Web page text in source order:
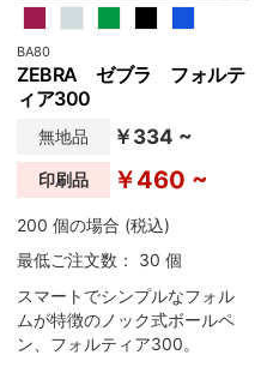
BA80
ZEBRA ゼブラ フォルテ
ィア300
無地品 ￥334 ~
印刷品 ￥460 ~
200 個の場合 (税込)
最低ご注文数： 30 個
スマートでシンプルなフォル
ムが特徴のノック式ボールペ
ン、フォルティア300。